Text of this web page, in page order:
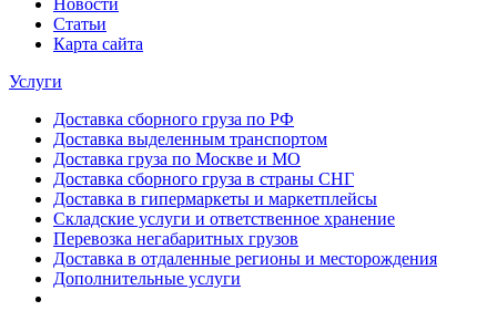
Новости
Статьи
Карта сайта
Услуги
Доставка сборного груза по РФ
Доставка выделенным транспортом
Доставка груза по Москве и МО
Доставка сборного груза в страны СНГ
Доставка в гипермаркеты и маркетплейсы
Складские услуги и ответственное хранение
Перевозка негабаритных грузов
Доставка в отдаленные регионы и месторождения
Дополнительные услуги